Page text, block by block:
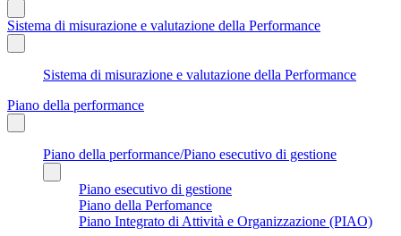
Sistema di misurazione e valutazione della Performance
Sistema di misurazione e valutazione della Performance
Piano della performance
Piano della performance/Piano esecutivo di gestione
Piano esecutivo di gestione
Piano della Perfomance
Piano Integrato di Attività e Organizzazione (PIAO)